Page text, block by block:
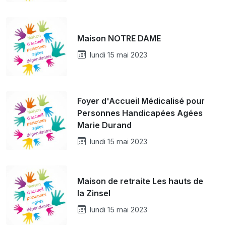
Maison NOTRE DAME
lundi 15 mai 2023
Foyer d'Accueil Médicalisé pour
Personnes Handicapées Agées
Marie Durand
lundi 15 mai 2023
Maison de retraite Les hauts de
la Zinsel
lundi 15 mai 2023